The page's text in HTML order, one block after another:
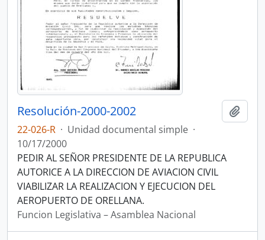
Resolución-2000-2002
22-026-R · Unidad documental simple ·
10/17/2000
PEDIR AL SEÑOR PRESIDENTE DE LA REPUBLICA
AUTORICE A LA DIRECCION DE AVIACION CIVIL
VIABILIZAR LA REALIZACION Y EJECUCION DEL
AEROPUERTO DE ORELLANA.
Funcion Legislativa – Asamblea Nacional